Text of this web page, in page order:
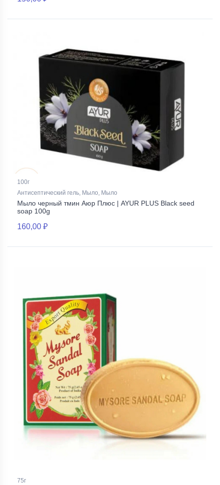
100г
Антисептический гель, Мыло, Мыло
Мыло черный тмин Аюр Плюс | AYUR PLUS Black seed
soap 100g
160,00 ₽
75г